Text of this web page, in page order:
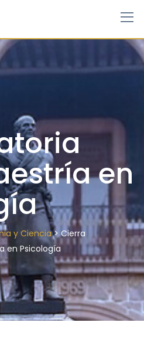
en
y Ciencia>Cierra
en Psicología